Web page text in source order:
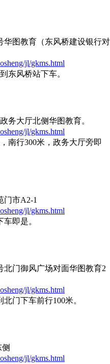
华图教育（东风桥建设银行对
jl/gkms.html
东风桥站下车。
务大厅北侧华图教育。
jl/gkms.html
南行300米，政务大厅旁即
门市A2-1
jl/gkms.html
即是。
北门御风广场对面华图教育2
jl/gkms.html
门下车前行100米。
jl/gkms.html